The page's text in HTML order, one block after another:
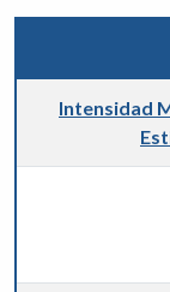
Intensidad